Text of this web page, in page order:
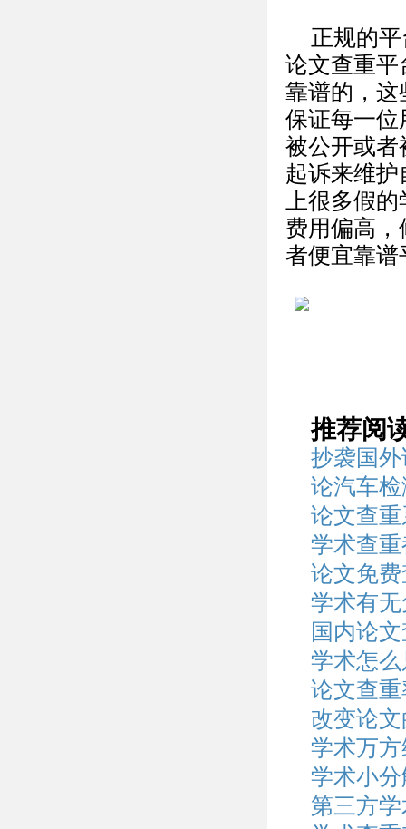
正规的
论文查重平
靠谱的，这
保证每一位
被公开或者
起诉来维
上很多假
费用偏高
者便宜靠
推荐阅
抄袭国
论汽车
论文查
学术查
论文免
学术有
国内论
学术怎
论文查
改变论
学术万
学术小
第三方